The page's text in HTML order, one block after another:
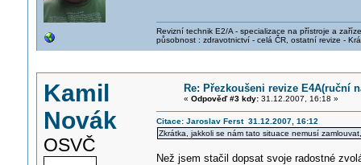
Revizní technik E2/A - specializace na přístroje a
působnost : zdravotnictví - celá ČR, ostatní revize -
Kamil
Novák
OSVČ
Re: Přezkoušeni revize E4A(ruční
« Odpověď #3 kdy:31.12.2007, 16:18 »
Citace: Jaroslav Ferst 31.12.2007, 16:12
Zkrátka, jakkoli se nám tato situace nemusí
Než jsem stačil dopsat svoje radostné